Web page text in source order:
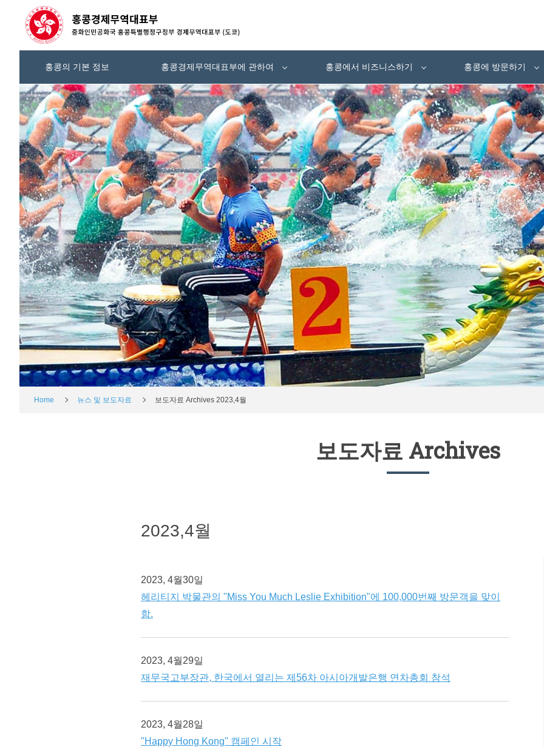
홍콩의 기본 정보 홍콩경제무역대표부에 관하여 홍콩에서 비즈니스하기 홍콩에 방문하기
Home 뉴스 및 보도자료 보도자료 Archives 2023,4월
보도자료 Archives
2023,4월
2023, 4월30일
헤리티지 박물관의 "Miss You Much Leslie Exhibition"에 100,000번째 방문객을 맞이
함.
2023, 4월29일
재무국고부장관, 한국에서 열리는 제56차 아시아개발은행 연차총회 참석
2023, 4월28일
"Happy Hong Kong" 캠페인 시작